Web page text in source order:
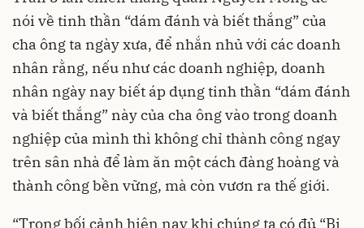
nói về tinh thần “dám đánh và biết thắng” của
cha ông ta ngày xưa, để nhắn nhủ với các doanh
nhân rằng, nếu như các doanh nghiệp, doanh
nhân ngày nay biết áp dụng tinh thần “dám đánh
và biết thắng” này của cha ông vào trong doanh
nghiệp của mình thì không chỉ thành công ngay
trên sân nhà để làm ăn một cách đàng hoàng và
thành công bền vững, mà còn vươn ra thế giới.
“Trong bối cảnh hiện nay khi chúng ta có đủ “Bi